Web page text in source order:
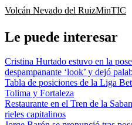
Volcán Nevado del RuizMinTIC
Le puede interesar
Cristina Hurtado estuvo en la
despampanante ‘look’ y dejó
Tabla de posiciones de la Liga
Tolima y Fortaleza
Restaurante en el Tren de la
rieles capitalinos